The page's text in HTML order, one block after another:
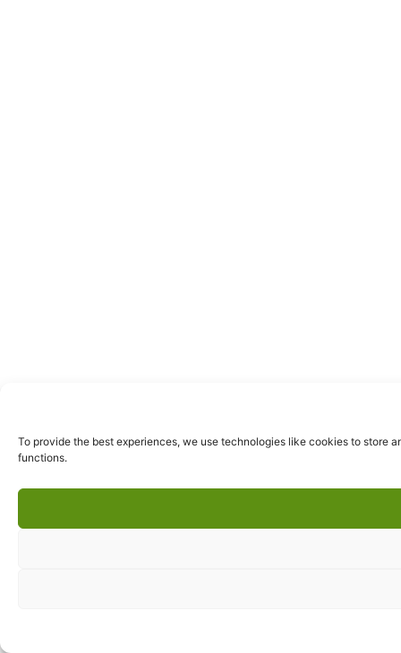
To provide the best experiences, we use technologies like cookies to store
functions.